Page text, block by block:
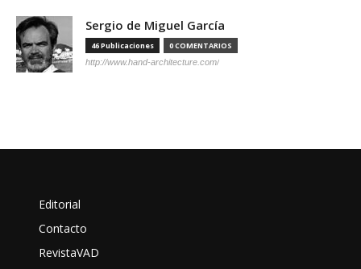
Sergio de Miguel García
46 Publicaciones 0 COMENTARIOS
http://www.hand-architecture.com/
Editorial
Contacto
RevistaVAD